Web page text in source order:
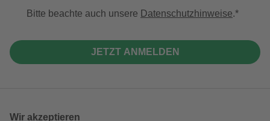
Bitte beachte auch unsere Datenschutzhinweise.
JETZT ANMELDEN
Wir akzeptieren